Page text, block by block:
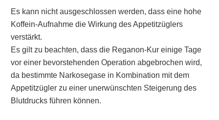
Es kann nicht ausgeschlossen werden, dass eine hohe
Koffein-Aufnahme die Wirkung des Appetitzüglers
verstärkt.
Es gilt zu beachten, dass die Reganon-Kur einige Tage
vor einer bevorstehenden Operation abgebrochen wird,
da bestimmte Narkosegase in Kombination mit dem
Appetitzügler zu einer unerwünschten Steigerung des
Blutdrucks führen können.